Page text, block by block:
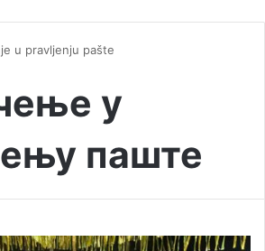
u pravljenju pašte
у
паште